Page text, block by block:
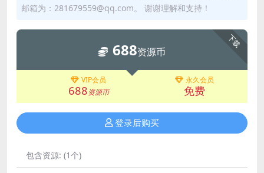
邮箱为：281679559@qq.com。 谢谢理解和支持！
下载
688资源币
VIP会员
688资源币
永久会员
免费
登录后购买
包含资源: (1个)